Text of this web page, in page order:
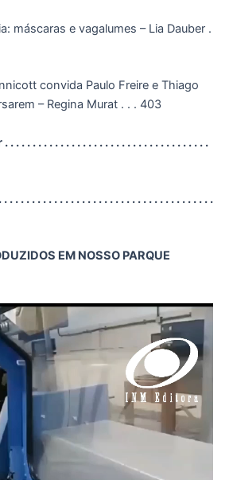
máscaras e vagalumes – Lia Dauber .
convida Paulo Freire e Thiago
– Regina Murat . . . 403
. . . . . . . . . . . . . . . . . . . . . . . . . . . . . . . . . .
. . . . . . . . . . . . . . . . . . . . . . . . . . . . . . . . . . .
EM NOSSO PARQUE